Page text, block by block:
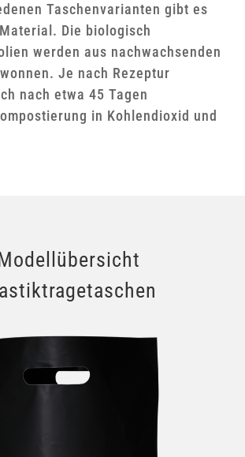
Taschenvarianten gibt es
Die biologisch
werden aus nachwachsenden
Je nach Rezeptur
nach etwa 45 Tagen
in Kohlendioxid und